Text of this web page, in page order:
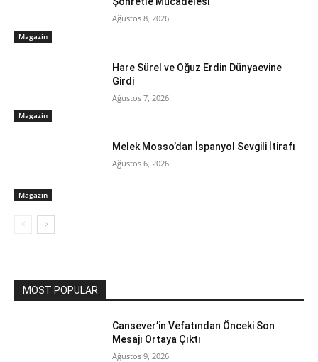
Magazin
Ağustos 8, 2026
Magazin
Hare Sürel ve Oğuz Erdin Dünyaevine
Girdi
Ağustos 7, 2026
Magazin
Melek Mosso’dan İspanyol Sevgili İtirafı
Ağustos 6, 2026
MOST POPULAR
Cansever’in Vefatından Önceki Son
Mesajı Ortaya Çıktı
Ağustos 9, 2026